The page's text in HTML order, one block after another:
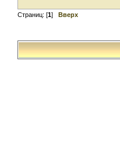
Страниц: [1] Вверх